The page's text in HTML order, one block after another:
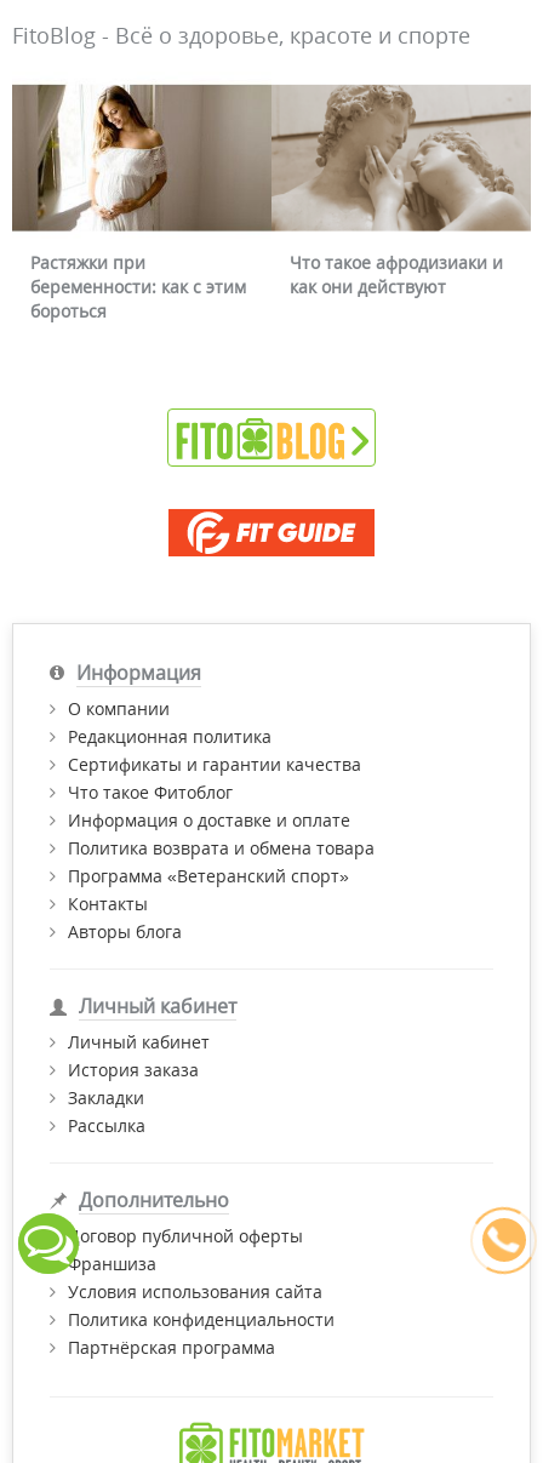
FitoBlog - Всё о здоровье, красоте и спорте
Что такое афродизиаки и
как они действуют
Почему краснеет лицо и
можно ли это убрать
Информация
О компании
Редакционная политика
Сертификаты и гарантии качества
Что такое Фитоблог
Информация о доставке и оплате
Политика возврата и обмена товара
Программа «Ветеранский спорт»
Контакты
Авторы блога
Личный кабинет
Личный кабинет
История заказа
Закладки
Рассылка
Дополнительно
Договор публичной оферты
Франшиза
Условия использования сайта
Политика конфиденциальности
Партнёрская программа